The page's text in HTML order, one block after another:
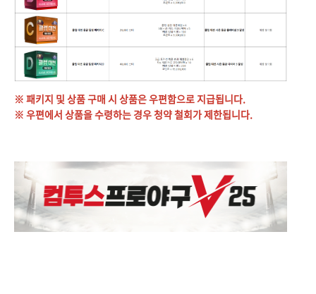
※ 패키지 및 상품 구매 시 상품은 우편함으로 지급됩니다.
※ 우편에서 상품을 수령하는 경우 청약 철회가 제한됩니다.